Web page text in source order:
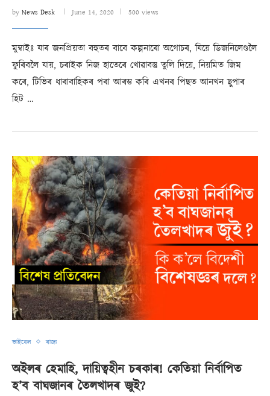
by News Desk June 14, 2020 500 views
মুম্বাইঃ যাৰ জনপ্ৰিয়তা বহুতৰ বাবে কল্পনাৰো অগোচৰ, যিয়ে ডিজনিলেণ্ডলৈ
ফুৰিবলৈ যায়, চৰাইক নিজ হাতেৰে খোৱাবস্তু তুলি দিয়ে, নিয়মিত জিম
কৰে, টিভিৰ ধাৰাবাহিকৰ পৰা আৰম্ভ কৰি এখনৰ পিছত আনখন ছুপাৰ
হিট …
ভাইৰেল ৰাজ্য
অইলৰ হেমাহি, দায়িত্বহীন চৰকাৰ! কেতিয়া নিৰ্বাপিত
হ’ব বাঘজানৰ তৈলখাদৰ জুই?